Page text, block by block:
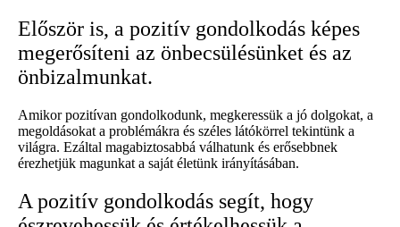
Először is, a pozitív gondolkodás képes
megerősíteni az önbecsülésünket és az
önbizalmunkat.
Amikor pozitívan gondolkodunk, megkeressük a jó dolgokat, a
megoldásokat a problémákra és széles látókörrel tekintünk a
világra. Ezáltal magabiztosabbá válhatunk és erősebbnek
érezhetjük magunkat a saját életünk irányításában.
A pozitív gondolkodás segít, hogy